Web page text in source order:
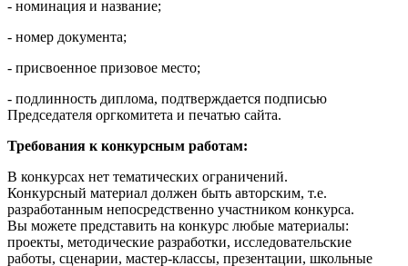
- номинация и название;
- номер документа;
- присвоенное призовое место;
- подлинность диплома, подтверждается подписью
Председателя оргкомитета и печатью сайта.
Требования к конкурсным работам:
В конкурсах нет тематических ограничений.
Конкурсный материал должен быть авторским, т.е.
разработанным непосредственно участником конкурса.
Вы можете представить на конкурс любые материалы:
проекты, методические разработки, исследовательские
работы, сценарии, мастер-классы, презентации, школьные